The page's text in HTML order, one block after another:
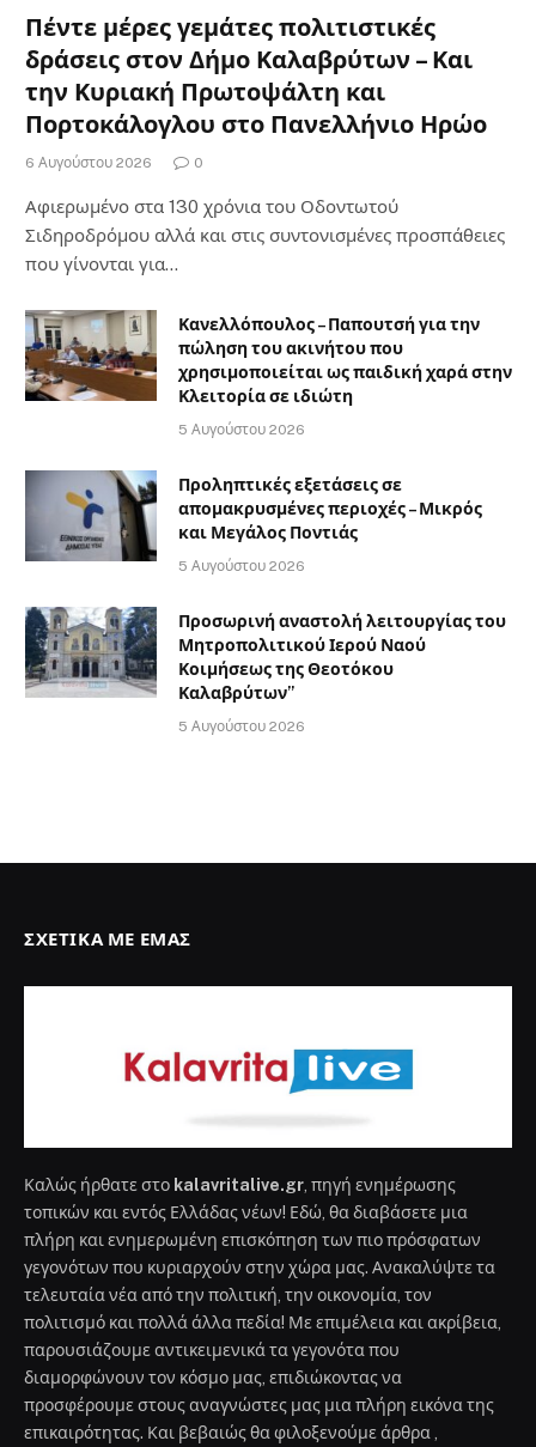
Πέντε μέρες γεμάτες πολιτιστικές
δράσεις στον Δήμο Καλαβρύτων – Και
την Κυριακή Πρωτοψάλτη και
Πορτοκάλογλου στο Πανελλήνιο Ηρώο
6 Αυγούστου 2026 0
Αφιερωμένο στα 130 χρόνια του Οδοντωτού
Σιδηροδρόμου αλλά και στις συντονισμένες προσπάθειες
που γίνονται για…
Κανελλόπουλος – Παπουτσή για την
πώληση του ακινήτου που
χρησιμοποιείται ως παιδική χαρά στην
Κλειτορία σε ιδιώτη
5 Αυγούστου 2026
Προληπτικές εξετάσεις σε
απομακρυσμένες περιοχές – Μικρός
και Μεγάλος Ποντιάς
5 Αυγούστου 2026
Προσωρινή αναστολή λειτουργίας του
Μητροπολιτικού Ιερού Ναού
Κοιμήσεως της Θεοτόκου
Καλαβρύτων”
5 Αυγούστου 2026
ΣΧΕΤΙΚΆ ΜΕ ΕΜΆΣ
Καλώς ήρθατε στο kalavritalive.gr, πηγή ενημέρωσης
τοπικών και εντός Ελλάδας νέων! Εδώ, θα διαβάσετε μια
πλήρη και ενημερωμένη επισκόπηση των πιο πρόσφατων
γεγονότων που κυριαρχούν στην χώρα μας. Ανακαλύψτε τα
τελευταία νέα από την πολιτική, την οικονομία, τον
πολιτισμό και πολλά άλλα πεδία! Με επιμέλεια και ακρίβεια,
παρουσιάζουμε αντικειμενικά τα γεγονότα που
διαμορφώνουν τον κόσμο μας, επιδιώκοντας να
προσφέρουμε στους αναγνώστες μας μια πλήρη εικόνα της
επικαιρότητας. Και βεβαιώς θα φιλοξενούμε άρθρα ,